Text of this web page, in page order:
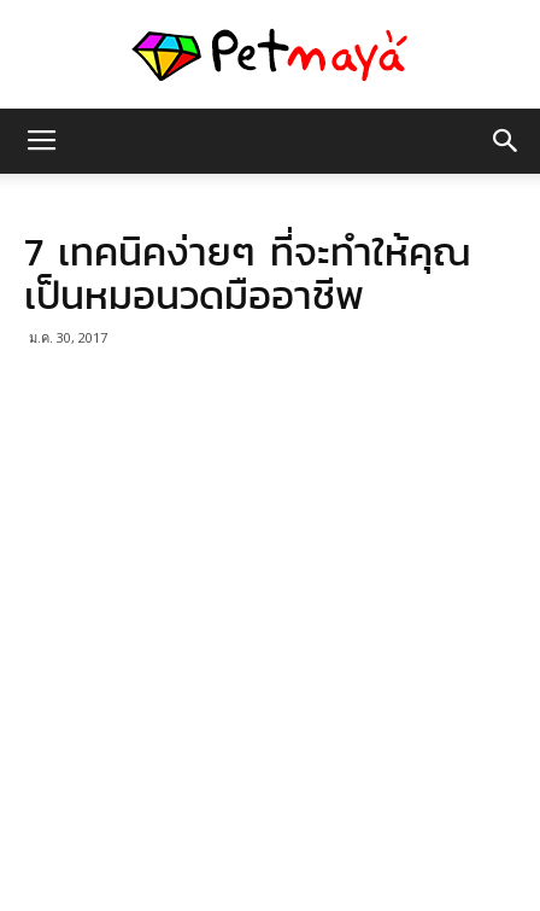
มายา
7 เทคนิคง่ายๆ ที่จะทำให้คุณ
เป็นหมอนวดมืออาชีพ
ม.ค. 30, 2017